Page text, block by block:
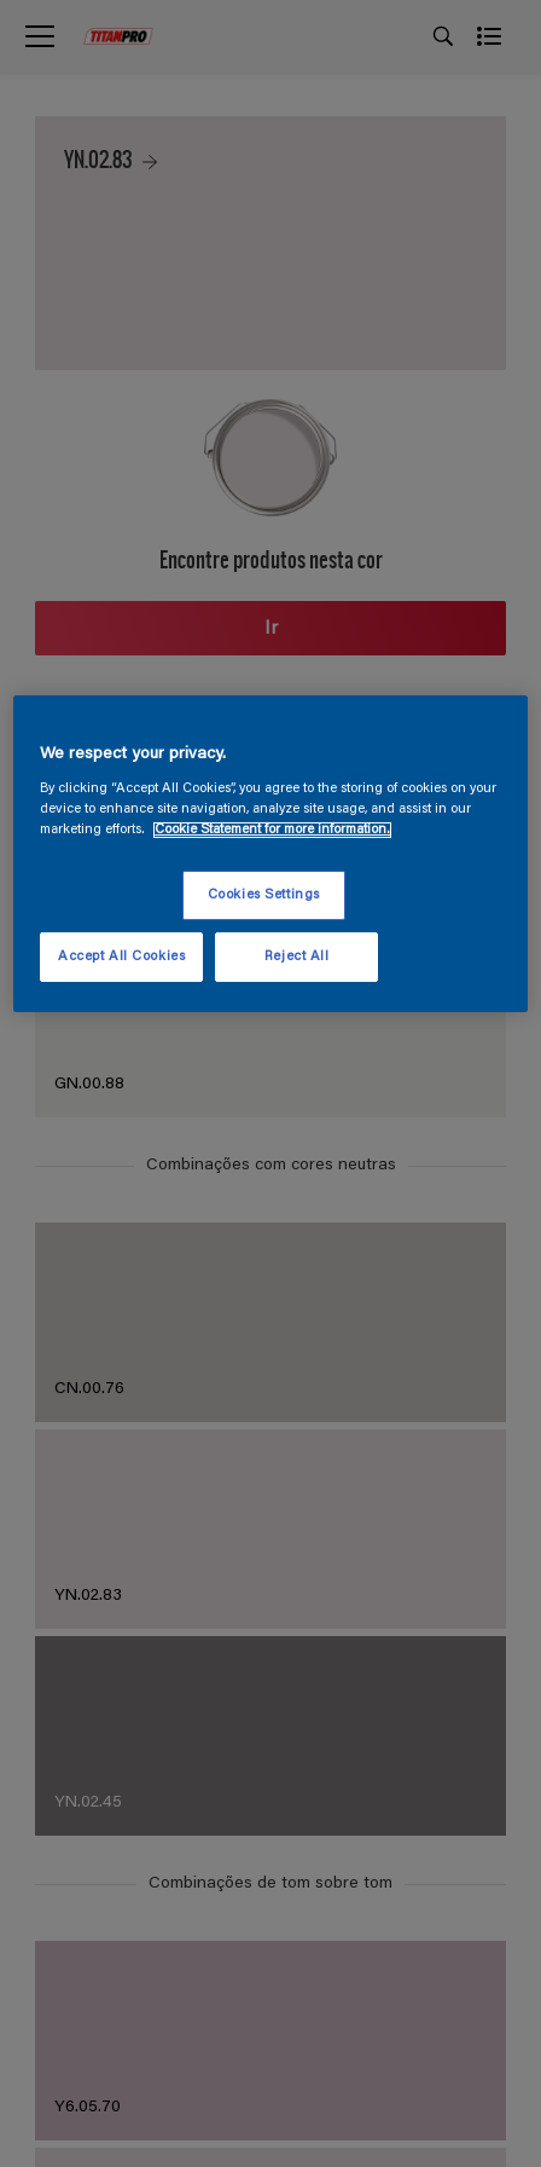
YN.02.83
Encontre produtos nesta cor
Ir
Seção de cores
GN.00.88
Combinações com cores neutras
CN.00.76
YN.02.83
YN.02.45
Combinações de tom sobre tom
Y6.05.70
We respect your privacy.
By clicking “Accept All Cookies”, you agree to the storing of cookies on your
device to enhance site navigation, analyze site usage, and assist in our
marketing efforts.
Cookie Statement for more information.
Cookies Settings
Reject All
Accept All Cookies